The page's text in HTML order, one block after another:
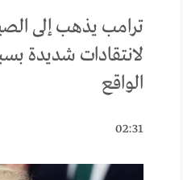
ترامب يذهب إلى
لانتقادات شديدة
الواقع
02:31